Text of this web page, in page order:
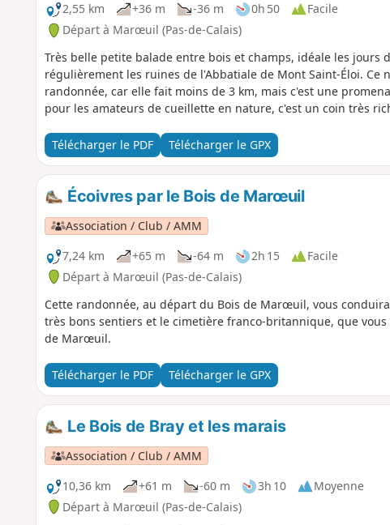
2,55 km
+36 m -36 m 0h 50
Facile
Départ à Marœuil (Pas-de-Calais)
Très belle petite balade entre bois et champs, idéale les jours
régulièrement les ruines de l'Abbatiale de Mont Saint-Éloi. Ce
randonnée, car elle fait moins de 3 km, mais c'est une
pour les amateurs de cueillette en nature, c'est un coin très
Télécharger le PDF Télécharger le GPX
Écoivres par le Bois de Marœuil
Association / Club / AMM
7,24 km
+65 m -64 m 2h 15
Facile
Départ à Marœuil (Pas-de-Calais)
Cette randonnée, au départ du Bois de Marœuil, vous
très bons sentiers et le cimetière franco-britannique, que
de Marœuil.
Télécharger le PDF Télécharger le GPX
Le Bois de Bray et les marais
Association / Club / AMM
10,36 km
+61 m -60 m 3h 10
Moyenne
Départ à Marœuil (Pas-de-Calais)